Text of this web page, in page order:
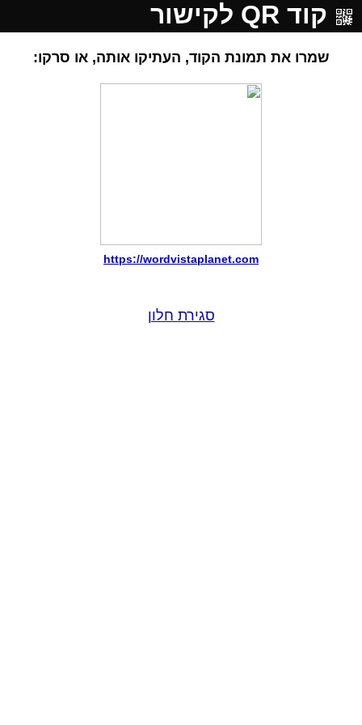
קוד QR לקישור
שמרו את תמונת הקוד, העתיקו אותה, או סרקו:
https://wordvistaplanet.com
סגירת חלון